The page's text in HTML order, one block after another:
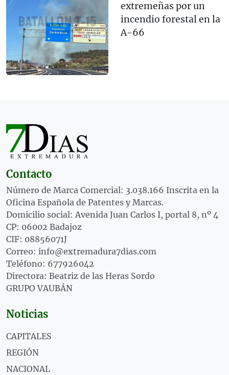
extremeñas por un
incendio forestal en la
A-66
Contacto
Número de Marca Comercial: 3.038.166 Inscrita en la
Oficina Española de Patentes y Marcas.
Domicilio social: Avenida Juan Carlos I, portal 8, nº 4
CP: 06002 Badajoz
CIF: 08856071J
Correo: info@extremadura7dias.com
Teléfono: 677926042
Directora: Beatriz de las Heras Sordo
GRUPO VAUBÁN
Noticias
CAPITALES
REGIÓN
NACIONAL